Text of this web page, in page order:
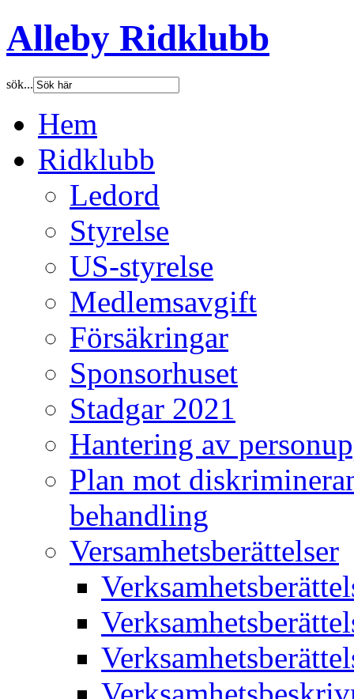
Alleby Ridklubb
sök...
Hem
Ridklubb
Ledord
Styrelse
US-styrelse
Medlemsavgift
Försäkringar
Sponsorhuset
Stadgar 2021
Hantering av
Plan mot
behandling
Versamhetsberättelser